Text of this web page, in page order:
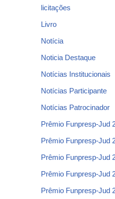
licitações
Livro
Notícia
Noticia Destaque
Notícias Institucionais
Notícias Participante
Notícias Patrocinador
Prêmio Funpresp-Jud
Prêmio Funpresp-Jud
Prêmio Funpresp-Jud
Prêmio Funpresp-Jud
Prêmio Funpresp-Jud